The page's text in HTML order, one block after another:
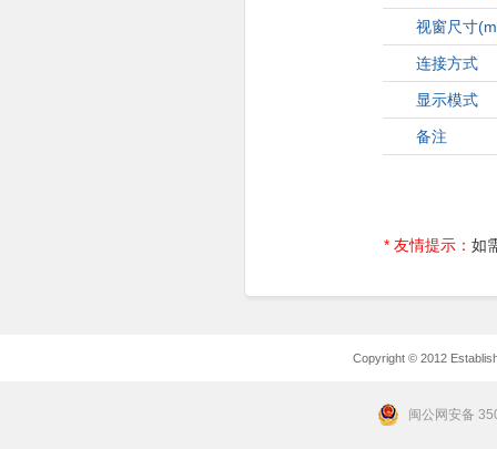
视窗尺寸
连接方式
显示模式
备注
* 友情提示： 如
Copyright © 2012
闽公网安备